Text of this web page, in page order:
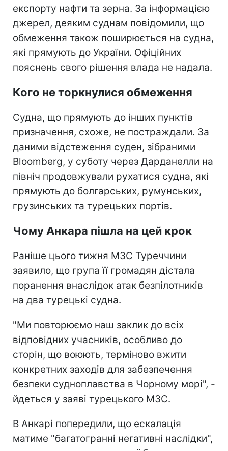
експорту нафти та зерна. За інформацією
джерел, деяким суднам повідомили, що
обмеження також поширюється на судна,
які прямують до України. Офіційних
пояснень свого рішення влада не надала.
Кого не торкнулися обмеження
Судна, що прямують до інших пунктів
призначення, схоже, не постраждали. За
даними відстеження суден, зібраними
Bloomberg, у суботу через Дарданелли на
північ продовжували рухатися судна, які
прямують до болгарських, румунських,
грузинських та турецьких портів.
Чому Анкара пішла на цей крок
Раніше цього тижня МЗС Туреччини
заявило, що група її громадян дістала
поранення внаслідок атак безпілотників
на два турецькі судна.
"Ми повторюємо наш заклик до всіх
відповідних учасників, особливо до
сторін, що воюють, терміново вжити
конкретних заходів для забезпечення
безпеки судноплавства в Чорному морі", -
йдеться у заяві турецького МЗС.
В Анкарі попередили, що ескалація
матиме "багатогранні негативні наслідки",